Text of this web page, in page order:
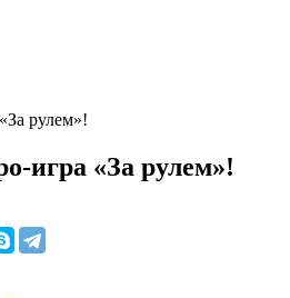
рулем»!
игра «За рулем»!